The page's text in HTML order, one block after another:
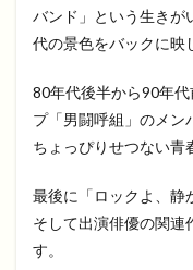
バンド」という生きが
代の景色をバックに映
80年代後半から90年
プ「男闘呼組」のメン
ちょっぴりせつない青
最後に「ロックよ、静
そして出演俳優の関連
す。